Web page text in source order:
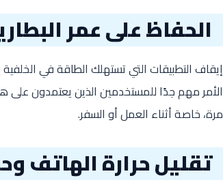
الحفاظ على عمر
إيقاف التطبيقات التي تستهلك الطاقة في
الأمر مهم جدًا للمستخدمين الذين يعتمدون
مرة، خاصة أثناء العمل أو السفر.
تقليل حرارة الهاتف